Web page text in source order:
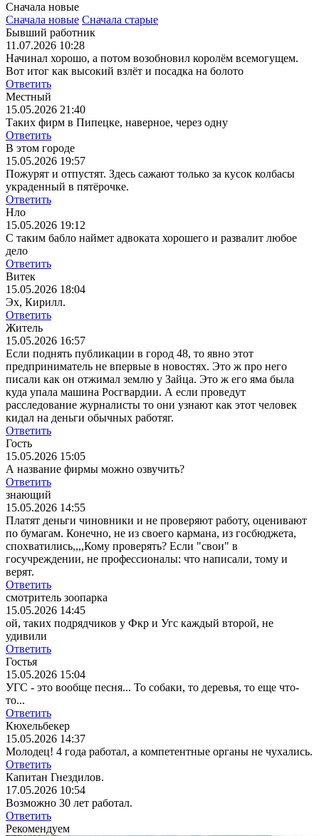
Сначала новые
Сначала новые Сначала старые
Бывший работник
11.07.2026 10:28
Начинал хорошо, а потом возобновил королём всемогущем.
Вот итог как высокий взлёт и посадка на болото
Ответить
Местный
15.05.2026 21:40
Таких фирм в Пипецке, наверное, через одну
Ответить
В этом городе
15.05.2026 19:57
Пожурят и отпустят. Здесь сажают только за кусок колбасы
украденный в пятёрочке.
Ответить
Нло
15.05.2026 19:12
С таким бабло наймет адвоката хорошего и развалит любое
дело
Ответить
Витек
15.05.2026 18:04
Эх, Кирилл.
Ответить
Житель
15.05.2026 16:57
Если поднять публикации в город 48, то явно этот
предприниматель не впервые в новостях. Это ж про него
писали как он отжимал землю у Зайца. Это ж его яма была
куда упала машина Росгвардии. А если проведут
расследование журналисты то они узнают как этот человек
кидал на деньги обычных работяг.
Ответить
Гость
15.05.2026 15:05
А название фирмы можно озвучить?
Ответить
знающий
15.05.2026 14:55
Платят деньги чиновники и не проверяют работу, оценивают
по бумагам. Конечно, не из своего кармана, из госбюджета,
спохватились,,,,Кому проверять? Если "свои" в
госучреждении, не профессионалы: что написали, тому и
верят.
Ответить
смотритель зоопарка
15.05.2026 14:45
ой, таких подрядчиков у Фкр и Угс каждый второй, не
удивили
Ответить
Гостья
15.05.2026 15:04
УГС - это вообще песня... То собаки, то деревья, то еще что-
то...
Ответить
Кюхельбекер
15.05.2026 14:37
Молодец! 4 года работал, а компетентные органы не чухались.
Ответить
Капитан Гнездилов.
17.05.2026 10:54
Возможно 30 лет работал.
Ответить
Рекомендуем